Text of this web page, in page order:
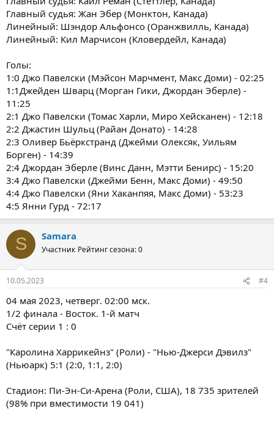
Главный судья: Жан Эбер (Монктон, Канада)
Линейный: Шэндор Альфонсо (Оранжвилль, Канада)
Линейный: Кил Марчисон (Кловердейл, Канада)
Голы:
1:0 Джо Павелски (Мэйсон Марчмент, Макс Доми) - 02:25
1:1Джейден Шварц (Морган Гики, Джордан Эберле) -
11:25
2:1 Джо Павелски (Томас Харли, Миро Хейсканен) - 12:18
2:2 Джастин Шульц (Райан Донато) - 14:28
2:3 Оливер Бьёркстранд (Джейми Олексяк, Уильям
Борген) - 14:39
2:4 Джордан Эберле (Винс Данн, Мэтти Бенирс) - 15:20
3:4 Джо Павелски (Джейми Бенн, Макс Доми) - 49:50
4:4 Джо Павелски (Яни Хаканпяя, Макс Доми) - 53:23
4:5 Янни Гурд - 72:17
S Samara
Участник Рейтинг сезона: 0
10.05.2023 #4
04 мая 2023, четверг. 02:00 мск.
1/2 финала - Восток. 1-й матч
Счёт серии 1 : 0
"Каролина Харрикейнз" (Роли) - "Нью-Джерси Дэвилз"
(Ньюарк) 5:1 (2:0, 1:1, 2:0)
Стадион: Пи-Эн-Си-Арена (Роли, США), 18 735 зрителей
(98% при вместимости 19 041)